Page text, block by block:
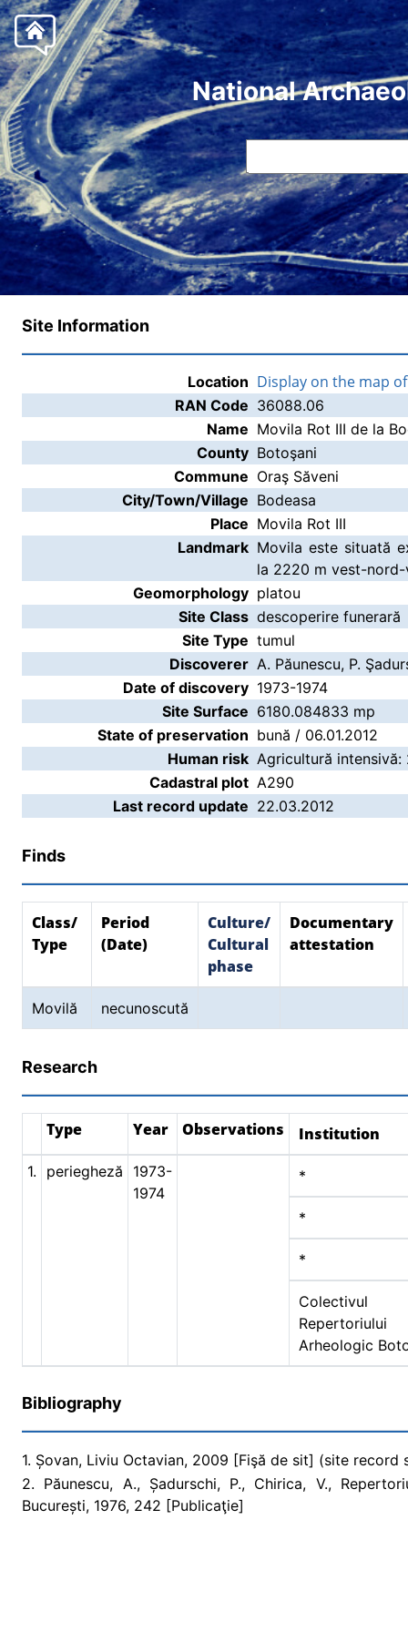
National
Site Information
Location Display on the map
RAN Code 36088.06
Name Movila Rot III de la
County Botoşani
Commune Oraş Săveni
City/Town/Village Bodeasa
Place Movila Rot III
Landmark Movila este situată
la 2220 m vest-
Geomorphology platou
Site Class descoperire funerară
Site Type tumul
Discoverer A. Păunescu, P.
Date of discovery 1973-1974
Site Surface 6180.084833 mp
State of preservation bună / 06.01.2012
Human risk Agricultură intensivă:
Cadastral plot A290
Last record update 22.03.2012
Finds
Class/
Type
Period
(Date)
Culture/
Cultural
phase
Documentary
attestation
Movilă necunoscută
Research
Type Year Observations Institution
1. periegheză
1973-
1974
*
*
*
Colectivul
Repertoriului
Arheologic
Bibliography
1. Șovan, Liviu Octavian, 2009 [Fişă de sit] (site record
2. Păunescu, A., Șadurschi, P., Chirica, V.,
București, 1976, 242 [Publicaţie]